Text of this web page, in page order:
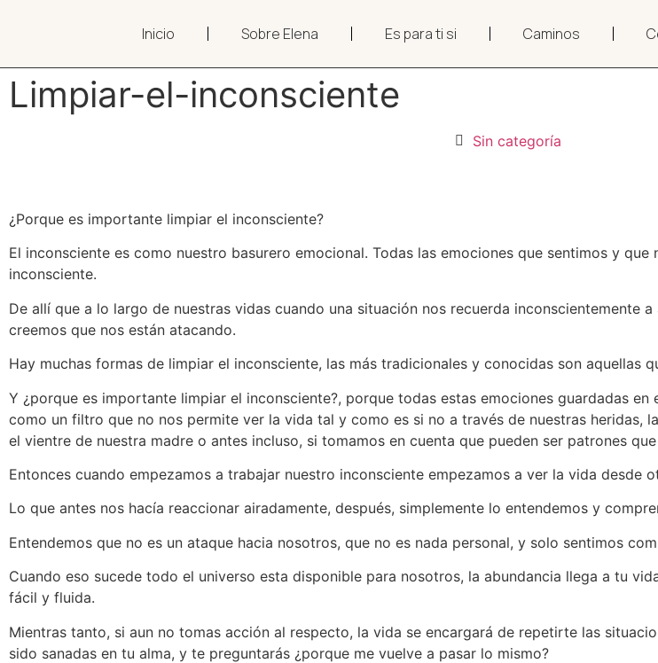
Inicio Sobre Elena Es para ti si Caminos
Limpiar-el-inconsciente
Sin categoría
¿Porque es importante limpiar el inconsciente?
El inconsciente es como nuestro basurero emocional. Todas las emociones que sentimos y
inconsciente.
De allí que a lo largo de nuestras vidas cuando una situación nos recuerda inconscientemente
creemos que nos están atacando.
Hay muchas formas de limpiar el inconsciente, las más tradicionales y conocidas son aquellas
Y ¿porque es importante limpiar el inconsciente?, porque todas estas emociones guardadas
como un filtro que no nos permite ver la vida tal y como es si no a través de nuestras heridas,
el vientre de nuestra madre o antes incluso, si tomamos en cuenta que pueden ser patrones
Entonces cuando empezamos a trabajar nuestro inconsciente empezamos a ver la vida desde
Lo que antes nos hacía reaccionar airadamente, después, simplemente lo entendemos y
Entendemos que no es un ataque hacia nosotros, que no es nada personal, y solo sentimos
Cuando eso sucede todo el universo esta disponible para nosotros, la abundancia llega a tu
fácil y fluida.
Mientras tanto, si aun no tomas acción al respecto, la vida se encargará de repetirte las
sido sanadas en tu alma, y te preguntarás ¿porque me vuelve a pasar lo mismo?